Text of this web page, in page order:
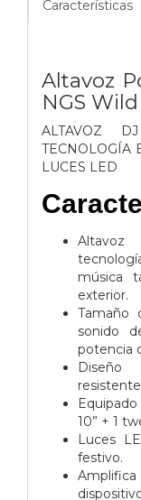
Características
Altavoz
NGS
ALTAVOZ
TECNOLOGÍA
LUCES LED
música
exterior.
Tamaño
sonido
potencia
Diseño
10” + 1
Luces
festivo.